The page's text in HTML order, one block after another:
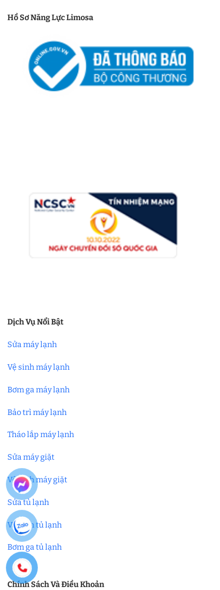
Hồ Sơ Năng Lực Limosa
Dịch Vụ Nổi Bật
Sửa máy lạnh
Vệ sinh máy lạnh
Bơm ga máy lạnh
Bảo trì máy lạnh
Tháo lắp máy lạnh
Sửa máy giặt
Vệ sinh máy giặt
Sửa tủ lạnh
Vệ sinh tủ lạnh
Bơm ga tủ lạnh
Chính Sách Và Điều Khoản